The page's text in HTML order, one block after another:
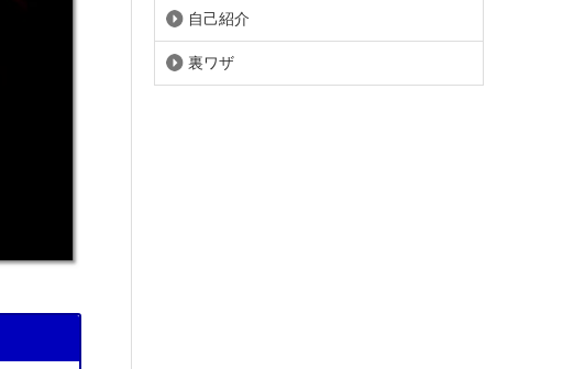
自己紹介
裏ワザ